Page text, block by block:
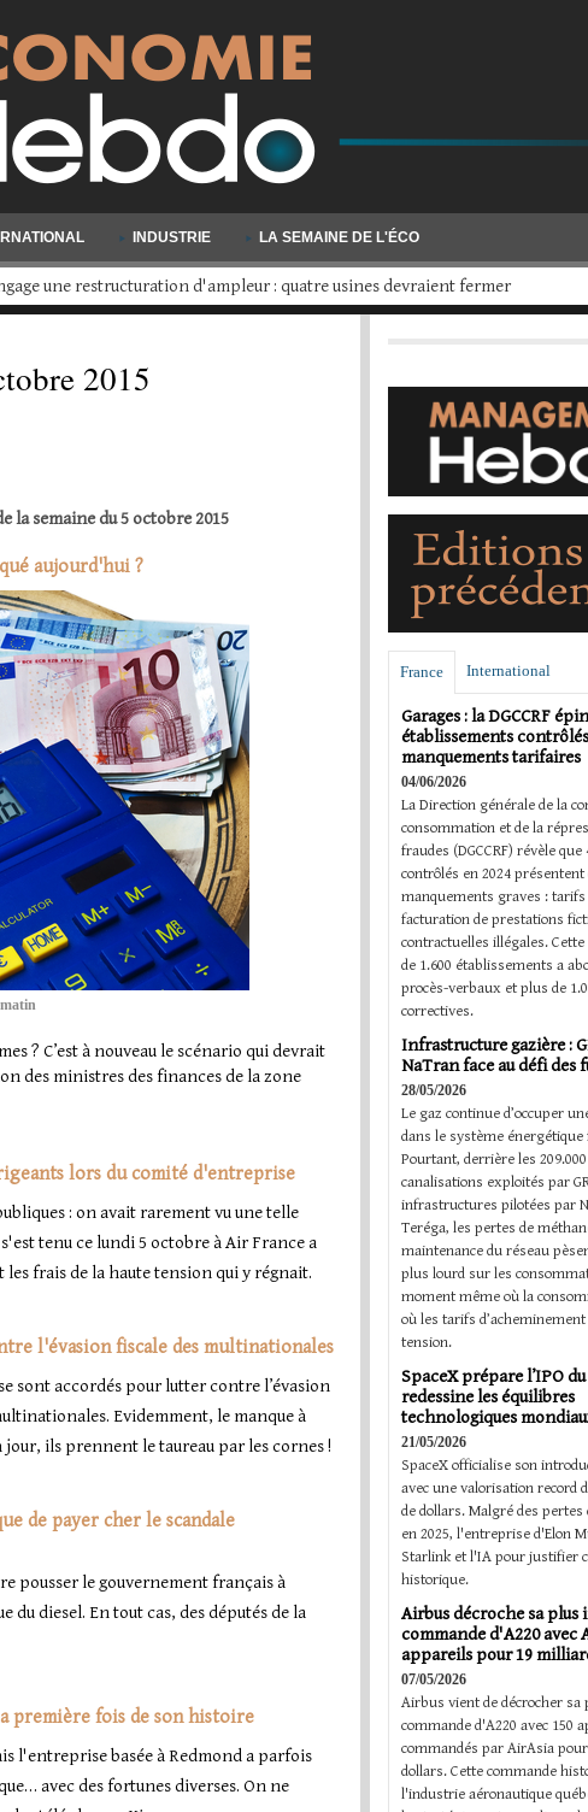
INDUSTRIE LA SEMAINE DE L'ÉCO
de personnes sont venues grossir les rangs en 2025, a calculé UBS
2015
semaine du 5 octobre 2015
aujourd'hui ?
? C’est à nouveau le scénario qui devrait
des ministres des finances de la zone
lors du comité d'entreprise
: on avait rarement vu une telle
tenu ce lundi 5 octobre à Air France a
frais de la haute tension qui y régnait.
l'évasion fiscale des multinationales
sont accordés pour lutter contre l’évasion
Evidemment, le manque à
jour, ils prennent le taureau par les cornes !
de payer cher le scandale
pousser le gouvernement français à
diesel. En tout cas, des députés de la
première fois de son histoire
l'entreprise basée à Redmond a parfois
avec des fortunes diverses. On ne
France International
Garages : la DGCCRF
établissements
manquements tarifaires
04/06/2026
La Direction générale de la
consommation et de la
fraudes (DGCCRF) révèle que
contrôlés en 2024 présentent
manquements graves : tarifs
facturation de prestations
contractuelles illégales.
de 1.600 établissements a
procès-verbaux et plus de
correctives.
Infrastructure gazière :
NaTran face au défi des
28/05/2026
Le gaz continue d’occuper
dans le système énergétique
Pourtant, derrière les
canalisations exploités par
infrastructures pilotées par
Teréga, les pertes de
maintenance du réseau
plus lourd sur les
moment même où la
où les tarifs
tension.
SpaceX prépare l’IPO
redessine les équilibres
technologiques
21/05/2026
SpaceX officialise son
avec une valorisation record
de dollars. Malgré des pertes
en 2025, l'entreprise d'Elon
Starlink et l'IA pour justifier
historique.
Airbus décroche sa
commande d'A220 avec
appareils pour 19
07/05/2026
Airbus vient de décrocher
commande d'A220 avec 150
commandés par AirAsia
dollars. Cette commande
l'industrie aéronautique